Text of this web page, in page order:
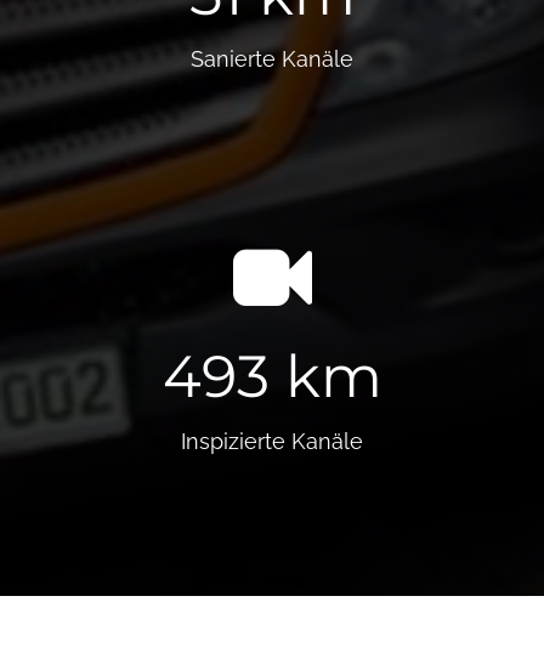
Sanierte Kanäle
493 km
Inspizierte Kanäle